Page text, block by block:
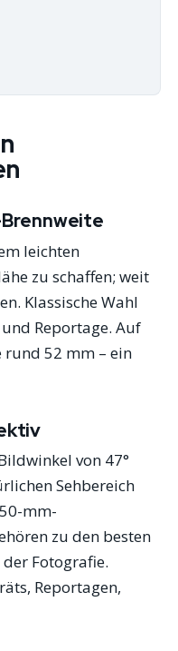
leichten
zu schaffen; weit
Klassische Wahl
Reportage. Auf
rund 52 mm – ein
von 47°
Sehbereich
mm-
zu den besten
Fotografie.
Reportagen,